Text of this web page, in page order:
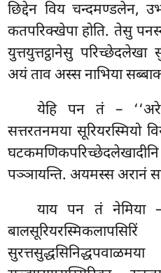
छिद्देन विय चन्दमण्डलेन,
कतपरिक्खेपा होति. तेसु
युत्तयुत्तट्ठानेसु परिच्छेदलेखा
अयं ताव अस्स नाभिया
येहिपन तं –
सत्तरतनमया सूरियरस्मियो
पञ्ञायन्ति. अयमस्स अरानं
याय पन तं नेमिया –